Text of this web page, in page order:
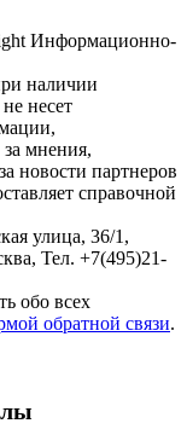
Информационно-
наличии
несет
мнения,
новости партнеров
справочной
улица, 36/1 ,
Тел. +7(495)21-
обо всех
обратной связи.